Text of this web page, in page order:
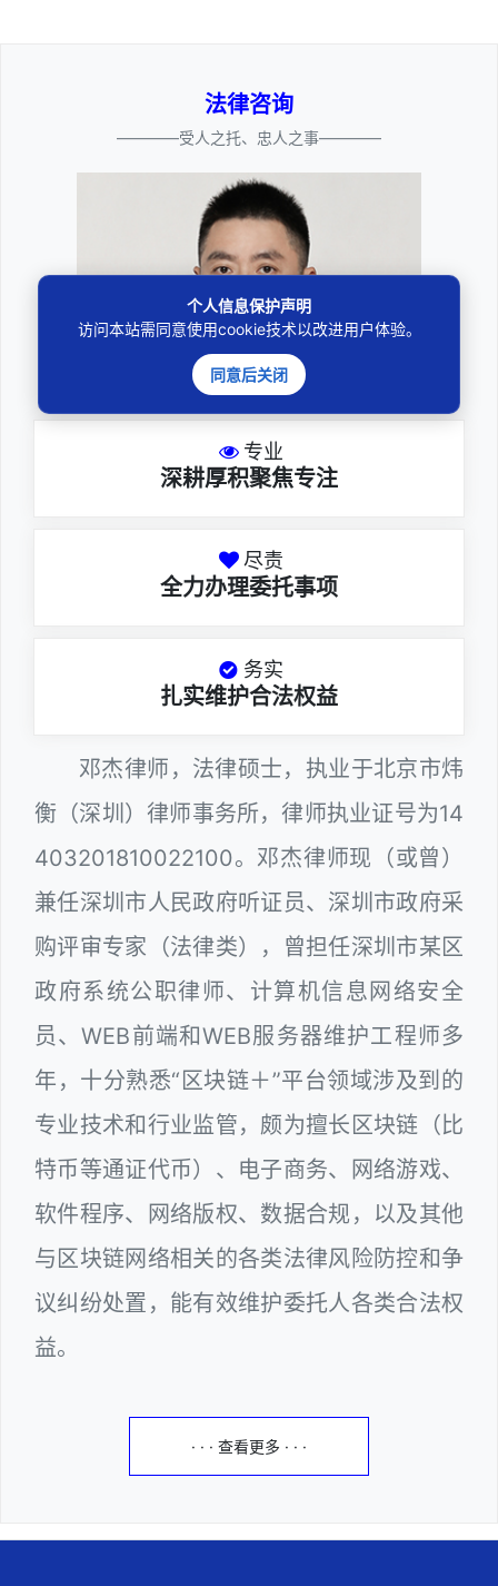
法律咨询
————受人之托、忠人之事————
邓杰律师
专业
深耕厚积聚焦专注
尽责
全力办理委托事项
务实
扎实维护合法权益
邓杰律师，法律硕士，执业于北京市炜
衡（深圳）律师事务所，律师执业证号为14
403201810022100。邓杰律师现（或曾）
兼任深圳市人民政府听证员、深圳市政府采
购评审专家（法律类），曾担任深圳市某区
政府系统公职律师、计算机信息网络安全
员、WEB前端和WEB服务器维护工程师多
年，十分熟悉“区块链＋”平台领域涉及到的
专业技术和行业监管，颇为擅长区块链（比
特币等通证代币）、电子商务、网络游戏、
软件程序、网络版权、数据合规，以及其他
与区块链网络相关的各类法律风险防控和争
议纠纷处置，能有效维护委托人各类合法权
益。
· · · 查看更多 · · ·
个人信息保护声明
访问本站需同意使用cookie技术以改进用户体验。
同意后关闭